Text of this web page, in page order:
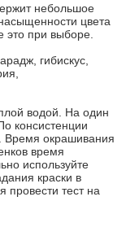
небольшое
цвета
это при выборе.
гибискус,
водой. На один
консистенции
Время окрашивания
время
используйте
краски в
провести тест на